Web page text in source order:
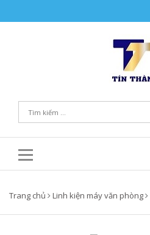
Trang chủ Linh kiện máy văn phòng